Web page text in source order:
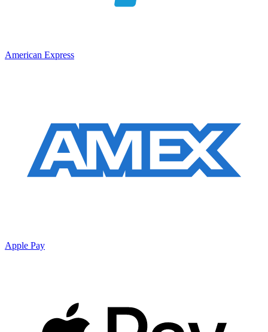
American Express
Apple Pay